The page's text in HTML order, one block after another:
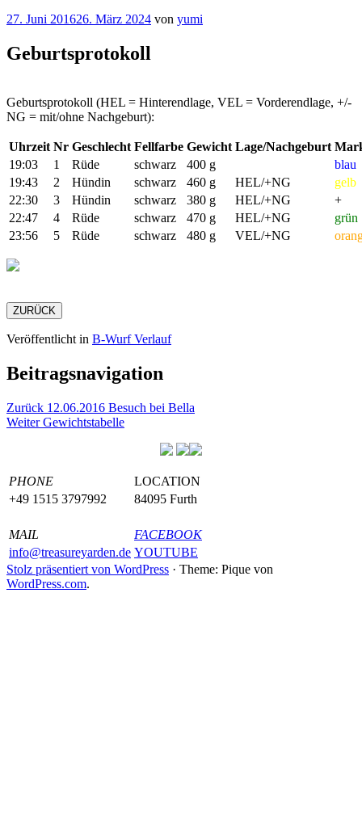
27. Juni 201626. März 2024 von yumi
Geburtsprotokoll
Geburtsprotokoll (HEL = Hinterendlage, VEL = Vorderendlage, +/-
NG = mit/ohne Nachgeburt):
Uhrzeit Nr Geschlecht Fellfarbe Gewicht Lage/Nachgeburt
19:03
1 Rüde schwarz 400 g
blau
19:43
2 Hündin schwarz 460 g HEL/+NG
gelb
22:30
3 Hündin schwarz 380 g HEL/+NG
+
22:47
4 Rüde schwarz 470 g HEL/+NG
grün
23:56
5 Rüde schwarz 480 g VEL/+NG
ZURÜCK
Veröffentlicht in B-Wurf Verlauf
Beitragsnavigation
Zurück 12.06.2016 Besuch bei Bella
WeiterGewichtstabelle
PHONE
LOCATION
+49 1515 3797992
84095 Furth
MAIL
FACEBOOK
info@treasureyarden.de YOUTUBE
Stolz präsentiert von WordPress · Theme: Pique von
WordPress.com.